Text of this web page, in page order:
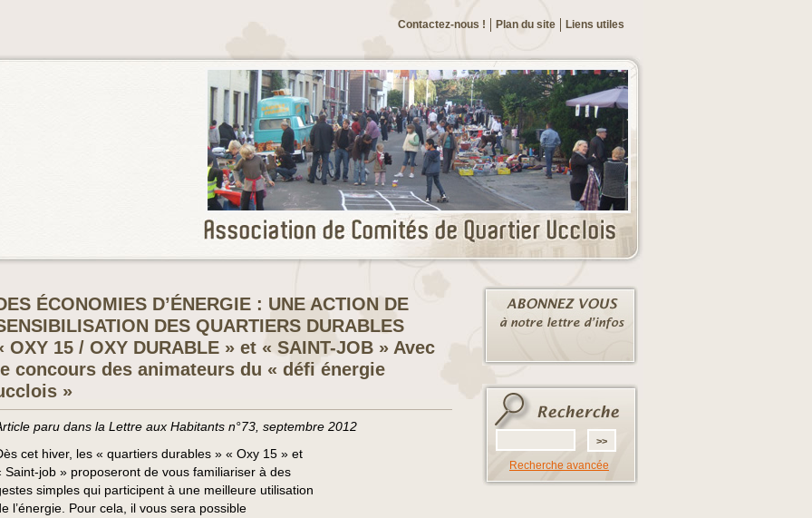
Liens utiles
Plan du site
Contactez-nous !
ÉCONOMIES D’ÉNERGIE : UNE ACTION DE
DES QUARTIERS DURABLES
OXY 15 / OXY DURABLE » et « SAINT-JOB » Avec
concours des animateurs du « défi énergie
»
paru dans la Lettre aux Habitants n°73, septembre 2012
cet hiver, les « quartiers durables » « Oxy 15 » et
Saint-job » proposeront de vous familiariser à des
simples qui participent à une meilleure utilisation
l’énergie. Pour cela, il vous sera possible
Recherche avancée